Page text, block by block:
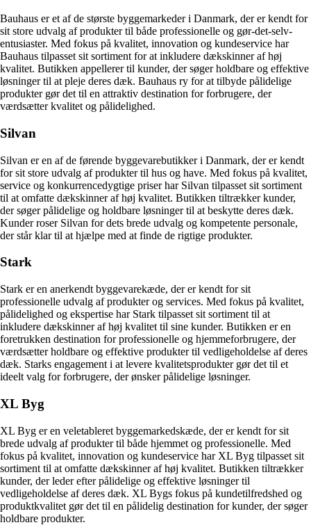
Bauhaus er et af de største byggemarkeder i Danmark, der er kendt for
sit store udvalg af produkter til både professionelle og gør-det-selv-
entusiaster. Med fokus på kvalitet, innovation og kundeservice har
Bauhaus tilpasset sit sortiment for at inkludere dækskinner af høj
kvalitet. Butikken appellerer til kunder, der søger holdbare og effektive
løsninger til at pleje deres dæk. Bauhaus ry for at tilbyde pålidelige
produkter gør det til en attraktiv destination for forbrugere, der
værdsætter kvalitet og pålidelighed.
Silvan
Silvan er en af de førende byggevarebutikker i Danmark, der er kendt
for sit store udvalg af produkter til hus og have. Med fokus på kvalitet,
service og konkurrencedygtige priser har Silvan tilpasset sit sortiment
til at omfatte dækskinner af høj kvalitet. Butikken tiltrækker kunder,
der søger pålidelige og holdbare løsninger til at beskytte deres dæk.
Kunder roser Silvan for dets brede udvalg og kompetente personale,
der står klar til at hjælpe med at finde de rigtige produkter.
Stark
Stark er en anerkendt byggevarekæde, der er kendt for sit
professionelle udvalg af produkter og services. Med fokus på kvalitet,
pålidelighed og ekspertise har Stark tilpasset sit sortiment til at
inkludere dækskinner af høj kvalitet til sine kunder. Butikken er en
foretrukken destination for professionelle og hjemmeforbrugere, der
værdsætter holdbare og effektive produkter til vedligeholdelse af deres
dæk. Starks engagement i at levere kvalitetsprodukter gør det til et
ideelt valg for forbrugere, der ønsker pålidelige løsninger.
XL Byg
XL Byg er en veletableret byggemarkedskæde, der er kendt for sit
brede udvalg af produkter til både hjemmet og professionelle. Med
fokus på kvalitet, innovation og kundeservice har XL Byg tilpasset sit
sortiment til at omfatte dækskinner af høj kvalitet. Butikken tiltrækker
kunder, der leder efter pålidelige og effektive løsninger til
vedligeholdelse af deres dæk. XL Bygs fokus på kundetilfredshed og
produktkvalitet gør det til en pålidelig destination for kunder, der søger
holdbare produkter.